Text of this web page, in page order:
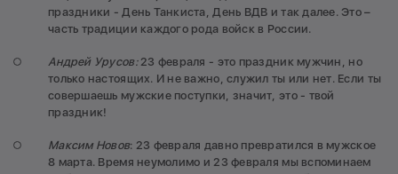
праздники - День Танкиста, День ВДВ и так далее. Это –
часть традиции каждого рода войск в России.
Андрей Урусов:23 февраля - это праздник мужчин, но
только настоящих. И не важно, служил ты или нет. Если ты
совершаешь мужские поступки, значит, это - твой
праздник!
Максим Новов: 23 февраля давно превратился в мужское
8 марта. Время неумолимо и 23 февраля мы вспоминаем